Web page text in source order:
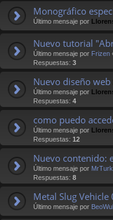
Monográfico
Último mensaje por
Nuevo tutorial
Último mensaje por Frizen
Respuestas: 3
Nuevo diseño
Último mensaje por
Respuestas: 4
como puedo
Último mensaje por
Respuestas: 12
Nuevo contenido:
Último mensaje por MrTurk
Respuestas: 8
Metal Slug Vehicle
Último mensaje por